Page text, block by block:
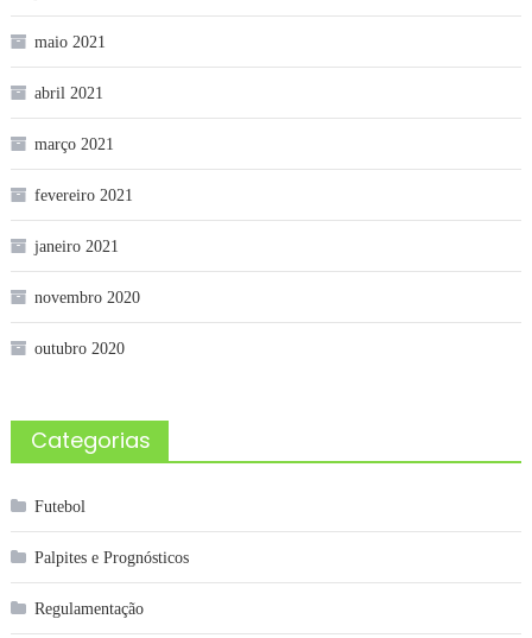
maio 2021
abril 2021
março 2021
fevereiro 2021
janeiro 2021
novembro 2020
outubro 2020
Categorias
Futebol
Palpites e Prognósticos
Regulamentação